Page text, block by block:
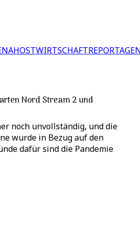
NAHOSTWIRTSCHAFT
Nord Stream 2 und
noch unvollständig, und die
wurde in Bezug auf den
dafür sind die Pandemie